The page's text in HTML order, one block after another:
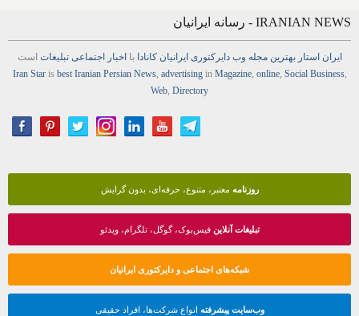
IRANIAN NEWS - رسانه ایرانیان
ایران استار بهترین مجله وب دایرکتوری ایرانیان کانادا بااخبار اجتماعی تبلیغات است
Iran Staris best Iranian Persian News, advertisingin Magazine, online, Social Business,
Web Directory
روزنامه معتبر، متنوع، حرفه‌ای، بدون گرایش
تبلیغات آنلاینفیس‌بوک، گوگل، تلگرام، ویدئو
شبکه‌های اجتماعی و دایرکتوری ایرانیان
وب‌سایت پیشرفته انواع شرکت‌ها، افراد حقیقی